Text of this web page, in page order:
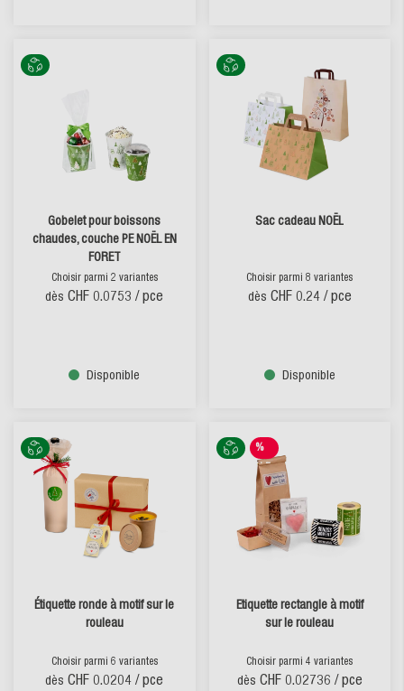
Gobelet pour boissons
chaudes, couche PE NOËL EN
FORET
Choisir parmi 2 variantes
dès CHF 0.0753 / pce
Disponible
Sac cadeau NOËL
Choisir parmi 8 variantes
dès CHF 0.24 / pce
Disponible
Étiquette ronde à motif sur le
rouleau
Choisir parmi 6 variantes
dès CHF 0.0204 / pce
%
SALE
Etiquette rectangle à motif
sur le rouleau
Choisir parmi 4 variantes
dès CHF 0.02736 / pce